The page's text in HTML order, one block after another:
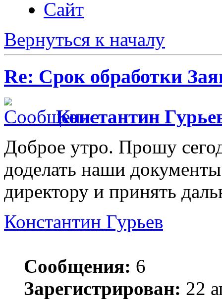
Сайт
Вернуться к началу
Re: Срок обработки
Константин
Доброе утро. Прошу
доделать наши
директору и принять
Константин Гурьев
Сообщения: 6
Зарегистрирован: 22